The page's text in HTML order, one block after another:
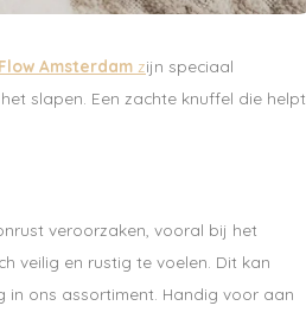
Flow Amsterdam zijn speciaal
slapen. Een zachte knuffel die helpt
veroorzaken, vooral bij het
veilig en rustig te voelen. Dit kan
ons assortiment. Handig voor aan